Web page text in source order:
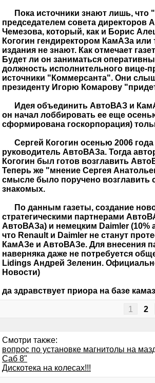
Пока источники знают лишь, что
председателем совета директоров
Чемезова, который, как и Борис
Когогин гендиректором КамАЗа или
издания не знают. Как отмечает
Будет ли он заниматься
должность исполнительного вице-
источники "Коммерсанта". Они
президенту Игорю Комарову
Идея объединить АвтоВАЗ и
он начал лоббировать ее еще
сформирована госкорпорация)
Сергей Когогин осенью 2006 года
руководитель АвтоВАЗа. Тогда
Когогин был готов возглавить
Теперь же "мнение Сергея
смысле было поручено возглавить
знакомых.
По данным газеты, создание
стратегическими партнерами
АвтоВАЗа) и немецким Daimler (10%
что Renault и Daimler не станут
КамАЗе и АвтоВАЗе. Для внесения
наверняка даже не потребуется
Lidings Андрей Зеленин.
Новости)
да здравствует приора на базе
1 2
Смотри также:
вопрос по установке магнитолы на
Саб 8"
Дискотека на колесах!!!